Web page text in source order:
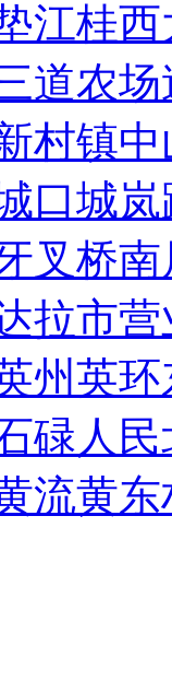
江桂
道农
村镇
口城
叉桥
拉市营
州英
碌人
流黄